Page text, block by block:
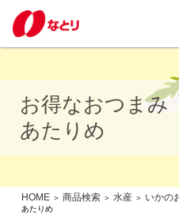
お得なおつまみ
あたりめ
HOME ＞ 商品検索＞ 水産＞ いかの
あたりめ